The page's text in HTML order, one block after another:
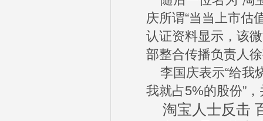
庆所谓“当当上市估
认证资料显示，该
部整合传播负责人
李国庆表示“给我
我就占5%的股份”
淘宝人士反击